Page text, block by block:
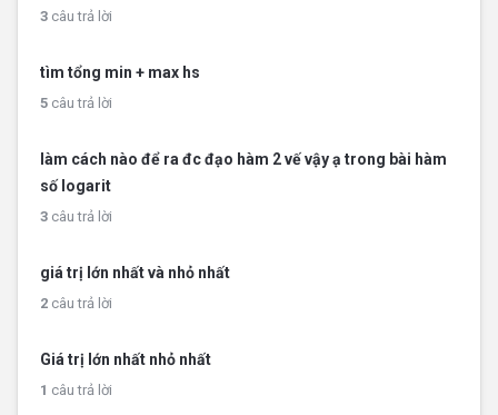
3 câu trả lời
tìm tổng min + max hs
5 câu trả lời
làm cách nào để ra đc đạo hàm 2 vế vậy ạ trong bài hàm
số logarit
3 câu trả lời
giá trị lớn nhất và nhỏ nhất
2 câu trả lời
Giá trị lớn nhất nhỏ nhất
1 câu trả lời